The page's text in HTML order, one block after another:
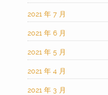
2021 年 7 月
2021 年 6 月
2021 年 5 月
2021 年 4 月
2021 年 3 月